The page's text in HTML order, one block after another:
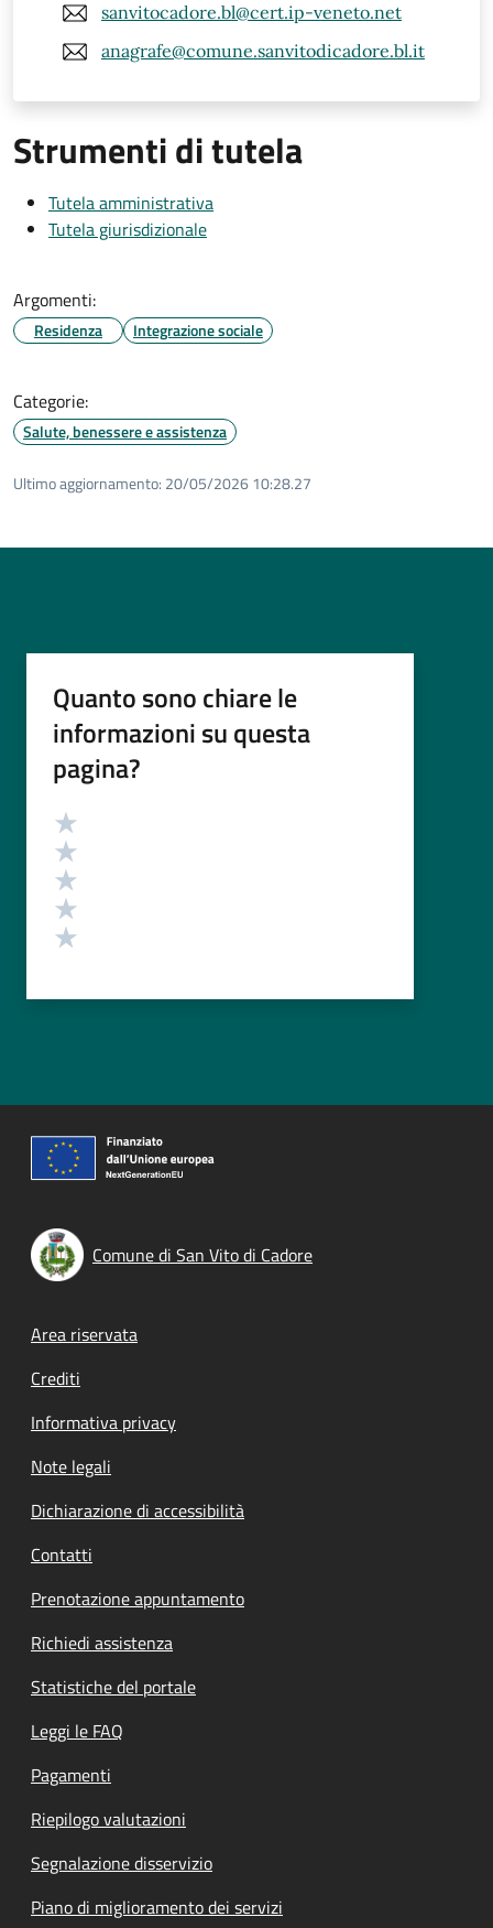
sanvitocadore.bl@cert.ip-veneto.net
anagrafe@comune.sanvitodicadore.bl.it
Strumenti di tutela
Tutela amministrativa
Tutela giurisdizionale
Argomenti:
Residenza Integrazione sociale
Categorie:
Salute, benessere e assistenza
Ultimo aggiornamento: 20/05/2026 10:28.27
Quanto sono chiare le
informazioni su questa
pagina?
Valutazione
Comune di San Vito di Cadore
Footer menu
Area riservata
Crediti
Informativa privacy
Note legali
Dichiarazione di accessibilità
Contatti
Prenotazione appuntamento
Richiedi assistenza
Statistiche del portale
Leggi le FAQ
Pagamenti
Riepilogo valutazioni
Segnalazione disservizio
Piano di miglioramento dei servizi